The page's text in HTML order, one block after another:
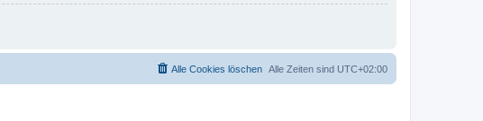
Alle Zeiten sind UTC+02:00
Alle Cookies löschen